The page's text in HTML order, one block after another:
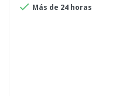
 Más de 24 horas